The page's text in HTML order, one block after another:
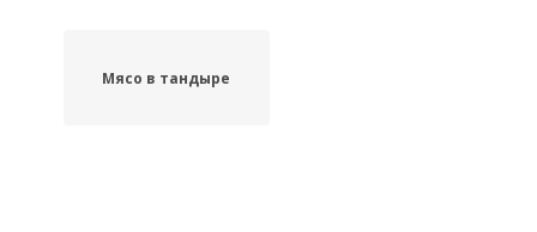
Мясо в тандыре